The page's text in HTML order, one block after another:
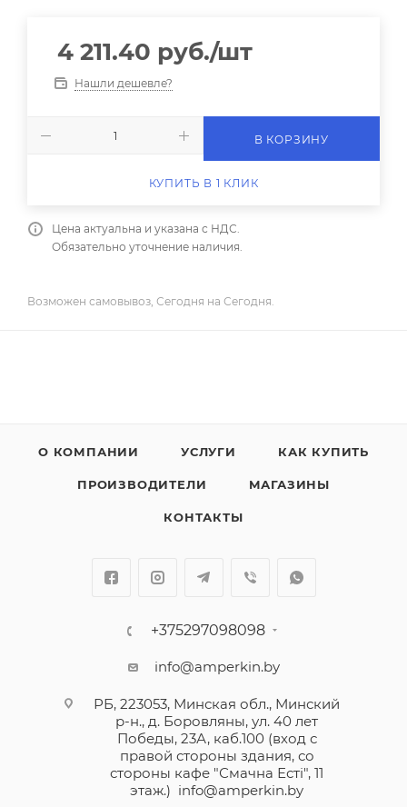
4 211.40 руб./шт
Нашли дешевле?
В КОРЗИНУ
КУПИТЬ В 1 КЛИК
Цена актуальна и указана с НДС.
Обязательно уточнение наличия.
Возможен самовывоз, Сегодня на Сегодня.
О КОМПАНИИ УСЛУГИ КАК КУПИТЬ
ПРОИЗВОДИТЕЛИ МАГАЗИНЫ
КОНТАКТЫ
+375297098098
info@amperkin.by
РБ, 223053, Минская обл., Минский
р-н., д. Боровляны, ул. 40 лет
Победы, 23А, каб.100 (вход с
правой стороны здания, со
стороны кафе "Смачна Естi", 11
этаж.) info@amperkin.by